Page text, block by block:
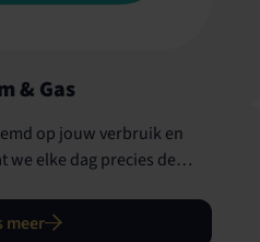
& Gas
op jouw verbruik en
we elke dag precies de
ondernemen!
meer